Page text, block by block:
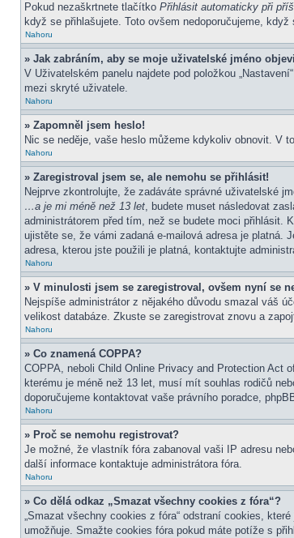
Pokud nezaškrtnete tlačítko Přihlásit automaticky při
když se přihlašujete. Toto ovšem nedoporučujeme,
Nahoru
» Jak zabráním, aby se moje uživatelské jméno
V Uživatelském panelu najdete pod položkou
mezi skryté uživatele.
Nahoru
» Zapomněl jsem heslo!
Nic se neděje, vaše heslo můžeme kdykoliv obnovit. V
Nahoru
» Zaregistroval jsem se, ale nemohu se přihlásit!
Nejprve zkontrolujte, že zadáváte správné uživatelské
…a je mi méně než 13 let, budete muset následovat
administrátorem před tím, než se budete moci přihlásit.
ujistěte se, že vámi zadaná e-mailová adresa je
adresa, kterou jste použili je platná, kontaktujte
Nahoru
» V minulosti jsem se zaregistroval, ovšem nyní se
Nejspíše administrátor z nějakého důvodu smazal váš
velikost databáze. Zkuste se zaregistrovat znovu a
Nahoru
» Co znamená COPPA?
COPPA, neboli Child Online Privacy and Protection Act
kterému je méně než 13 let, musí mít souhlas rodičů
doporučujeme kontaktovat vaše právního poradce,
Nahoru
» Proč se nemohu registrovat?
Je možné, že vlastník fóra zabanoval vaši IP adresu
další informace kontaktuje administrátora fóra.
Nahoru
» Co dělá odkaz „Smazat všechny cookies z fóra“?
„Smazat všechny cookies z fóra“ odstraní cookies,
umožňuje. Smažte cookies fóra pokud máte potíže s